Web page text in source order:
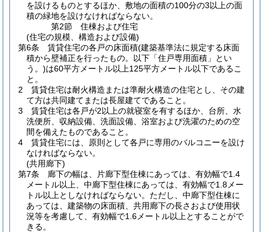
を設けるものとするほか、敷地の面積の100分の3以上の面
積の緑地を設けなければならない。
第2節
住棟および住宅
(住宅の規模、構造および設備)
第6条
賃貸住宅の各戸の床面積(建築基準法に規定する床面
積から壁補正を行ったもの。以下「住戸専用面積」とい
う。)は60平方メートル以上125平方メートル以下であるこ
と。
2
賃貸住宅は耐火構造または準耐火構造の住宅とし、その建
て方は共同建てまたは長屋建てであること。
3
賃貸住宅は各戸が2以上の就寝室を有するほか、台所、水
洗便所、収納設備、洗面設備、浴室および洗濯のための空
間を備えたものであること。
4
賃貸住宅には、原則として各戸に専用のバルコニーを設け
なければならない。
(共用廊下)
第7条
廊下の幅は、片廊下型住棟にあっては、有効幅で1.4
メートル以上、中廊下型住棟にあっては、有効幅で1.8メー
トル以上としなければならない。 ただし、中廊下型住棟に
あっては、建築物の床面積、共用廊下の長さおよび使用状
況等を考慮して、有効幅で1.6メートル以上とすることがで
きる。